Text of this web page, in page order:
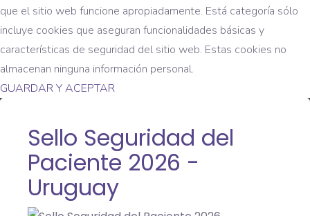
que el sitio web funcione apropiadamente. Está categoría sólo
incluye cookies que aseguran funcionalidades básicas y
características de seguridad del sitio web. Estas cookies no
almacenan ninguna información personal.
GUARDAR Y ACEPTAR
Sello Seguridad del
Paciente 2026 -
Uruguay